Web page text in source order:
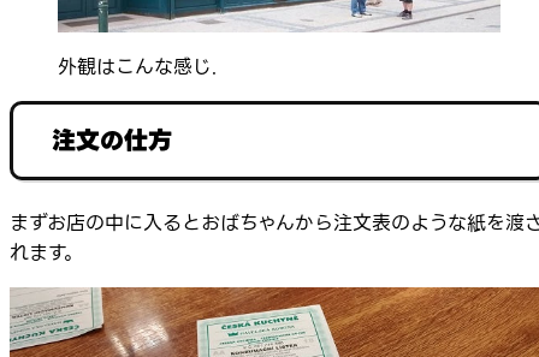
外観はこんな感じ.
注文の仕方
まずお店の中に入るとおばちゃんから注文表のような紙を渡
れます。